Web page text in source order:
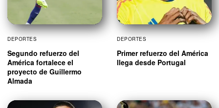
DEPORTES
Segundo refuerzo del
América fortalece el
proyecto de Guillermo
Almada
DEPORTES
Primer refuerzo del América
llega desde Portugal